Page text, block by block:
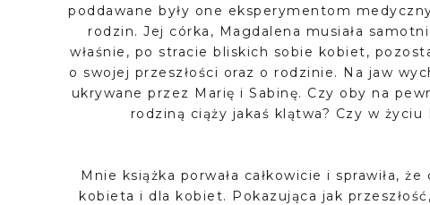
poddawane były one eksperymentom
rodzin. Jej córka, Magdalena musiała
właśnie, po stracie bliskich sobie kobiet,
o swojej przeszłości oraz o rodzinie. Na jaw
ukrywane przez Marię i Sabinę. Czy oby na
rodziną ciąży jakaś klątwa? Czy w
Mnie książka porwała całkowicie i sprawiła,
kobieta i dla kobiet. Pokazująca jak